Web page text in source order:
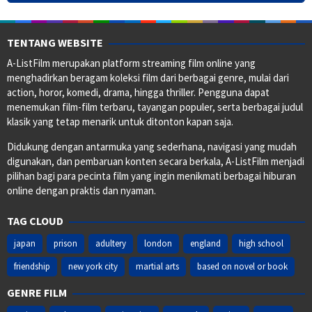
TENTANG WEBSITE
A-ListFilm merupakan platform streaming film online yang
menghadirkan beragam koleksi film dari berbagai genre, mulai dari
action, horor, komedi, drama, hingga thriller. Pengguna dapat
menemukan film-film terbaru, tayangan populer, serta berbagai judul
klasik yang tetap menarik untuk ditonton kapan saja.
Didukung dengan antarmuka yang sederhana, navigasi yang mudah
digunakan, dan pembaruan konten secara berkala, A-ListFilm menjadi
pilihan bagi para pecinta film yang ingin menikmati berbagai hiburan
online dengan praktis dan nyaman.
TAG CLOUD
japan prison adultery london england
high school
friendship
new york city martial arts based on novel or book
GENRE FILM